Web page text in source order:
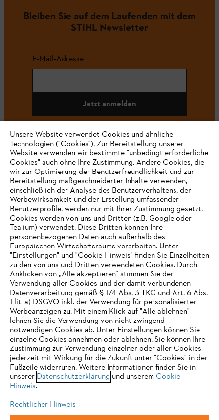
Bleiben Sie auf dem Laufenden mit dem
STIHL Newsletter
E-Mail-Adresse
Jetzt anmelden
#STIHL
Unternehmen
Häufig gestellte Fragen
Service
Datenschutzrichtlinien Impressum Cookies
IHR BROWSER WIRD NICHT
UNTERSTÜTZT
Sie nutzen einen Browser, den wir noch nicht unterstützen. Für
eine optimale Nutzung unserer Seite empfehlen wir Ihnen, zu
einem der folgenden Browser zu wechseln:
Firefox Chrome
Unsere Website verwendet Cookies und ähnliche
Technologien ("Cookies"). Zur Bereitstellung unserer
Website verwenden wir bestimmte "unbedingt erforderliche
Cookies" auch ohne Ihre Zustimmung. Andere Cookies, die
wir zur Optimierung der Benutzerfreundlichkeit und zur
Bereitstellung maßgeschneiderter Inhalte verwenden,
einschließlich der Analyse des Benutzerverhaltens, der
Werbewirksamkeit und der Erstellung umfassender
Benutzerprofile, werden nur mit Ihrer Zustimmung gesetzt.
Cookies werden von uns und Dritten (z.B. Google oder
Tealium) verwendet. Diese Dritten können Ihre
personenbezogenen Daten auch außerhalb des
Europäischen Wirtschaftsraums verarbeiten. Unter
"Einstellungen" und "Cookie-Hinweis" finden Sie Einzelheiten
zu den von uns und Dritten verwendeten Cookies. Durch
Anklicken von „Alle akzeptieren“ stimmen Sie der
Verwendung aller Cookies und der damit verbundenen
Datenverarbeitung gemäß § 174 Abs. 3 TKG und Art. 6 Abs.
1 lit. a) DSGVO inkl. der Verwendung für personalisierter
Werbeanzeigen zu. Mit einem Klick auf "Alle ablehnen"
lehnen Sie die Verwendung von nicht zwingend
notwendigen Cookies ab. Unter Einstellungen können Sie
einzelne Cookies annehmen oder ablehnen. Sie können Ihre
Zustimmung zur Verwendung einzelner oder aller Cookies
jederzeit mit Wirkung für die Zukunft unter "Cookies" in der
Fußzeile widerrufen. Weitere Informationen finden Sie in
unserer Datenschutzerklärung und unserem Cookie-
Hinweis.
Rechtlicher Hinweis